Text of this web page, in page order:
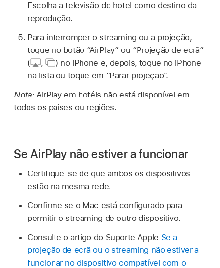
Escolha a televisão do hotel como destino da
reprodução.
Para interromper o streaming ou a projeção,
toque no botão “AirPlay” ou “Projeção de ecrã”
(
, ) no iPhone e, depois, toque no iPhone
na lista ou toque em “Parar projeção”.
Nota: AirPlay em hotéis não está disponível em
todos os países ou regiões.
Se AirPlay não estiver a funcionar
Certifique-se de que ambos os dispositivos
estão na mesma rede.
Confirme se o Mac está configurado para
permitir o streaming de outro dispositivo.
Consulte o artigo do Suporte Apple Se a
projeção de ecrã ou o streaming não estiver a
funcionar no dispositivo compatível com o